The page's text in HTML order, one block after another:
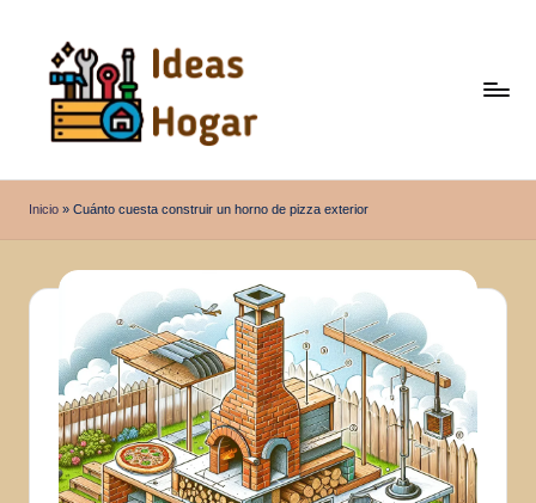
contenido
d
e
a
H
Inicio » Cuánto cuesta construir un horno de pizza exterior